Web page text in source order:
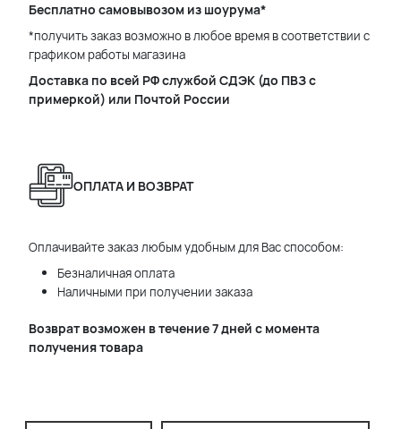
Бесплатно самовывозом из шоурума*
*получить заказ возможно в любое время в соответствии с
графиком работы магазина
Доставка по всей РФ службой СДЭК (до ПВЗ с
примеркой) или Почтой России
ОПЛАТА И ВОЗВРАТ
Оплачивайте заказ любым удобным для Вас способом:
Безналичная оплата
Наличными при получении заказа
Возврат возможен в течение 7 дней с момента
получения товара